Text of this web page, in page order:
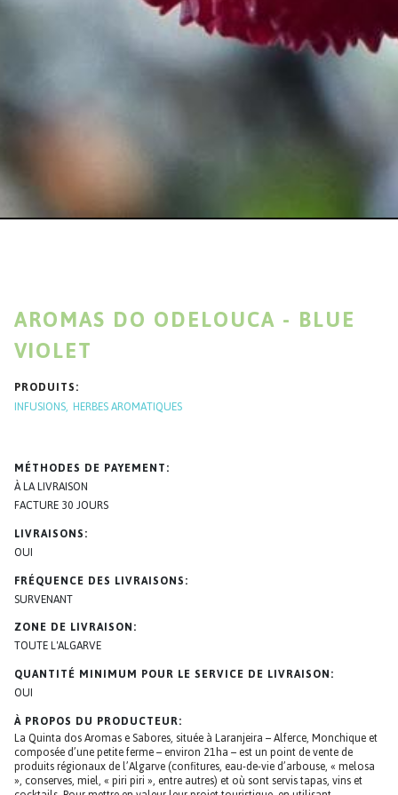
AROMAS DO ODELOUCA - BLUE
VIOLET
PRODUITS
INFUSIONS HERBES AROMATIQUES
MÉTHODES DE PAYEMENT
À LA LIVRAISON
FACTURE 30 JOURS
LIVRAISONS
OUI
FRÉQUENCE DES LIVRAISONS
SURVENANT
ZONE DE LIVRAISON
TOUTE L'ALGARVE
QUANTITÉ MINIMUM POUR LE SERVICE DE LIVRAISON
OUI
À PROPOS DU PRODUCTEUR
La Quinta dos Aromas e Sabores, située à Laranjeira – Alferce, Monchique et
composée d’une petite ferme – environ 21ha – est un point de vente de
produits régionaux de l’Algarve (confitures, eau-de-vie d’arbouse, « melosa
», conserves, miel, « piri piri », entre autres) et où sont servis tapas, vins et